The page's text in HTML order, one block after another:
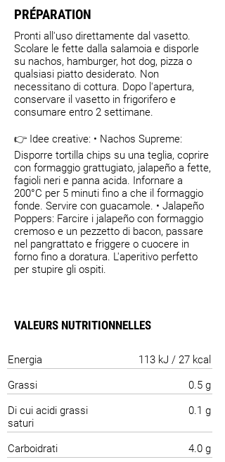
PRÉPARATION
Pronti all'uso direttamente dal vasetto.
Scolare le fette dalla salamoia e disporle
su nachos, hamburger, hot dog, pizza o
qualsiasi piatto desiderato. Non
necessitano di cottura. Dopo l'apertura,
conservare il vasetto in frigorifero e
consumare entro 2 settimane.
👉 Idee creative: • Nachos Supreme:
Disporre tortilla chips su una teglia, coprire
con formaggio grattugiato, jalapeño a fette,
fagioli neri e panna acida. Infornare a
200°C per 5 minuti fino a che il formaggio
fonde. Servire con guacamole. • Jalapeño
Poppers: Farcire i jalapeño con formaggio
cremoso e un pezzetto di bacon, passare
nel pangrattato e friggere o cuocere in
forno fino a doratura. L'aperitivo perfetto
per stupire gli ospiti.
VALEURS NUTRITIONNELLES
Energia
113 kJ / 27 kcal
Grassi
0.5 g
Di cui acidi grassi
saturi
0.1 g
Carboidrati
4.0 g